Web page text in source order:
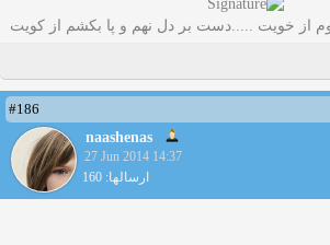
از خویت .....دست بر دل نهم و پا بکشم از کویت
#186
naashenas
27 Jun 2014 14:37
ارسالها: 160